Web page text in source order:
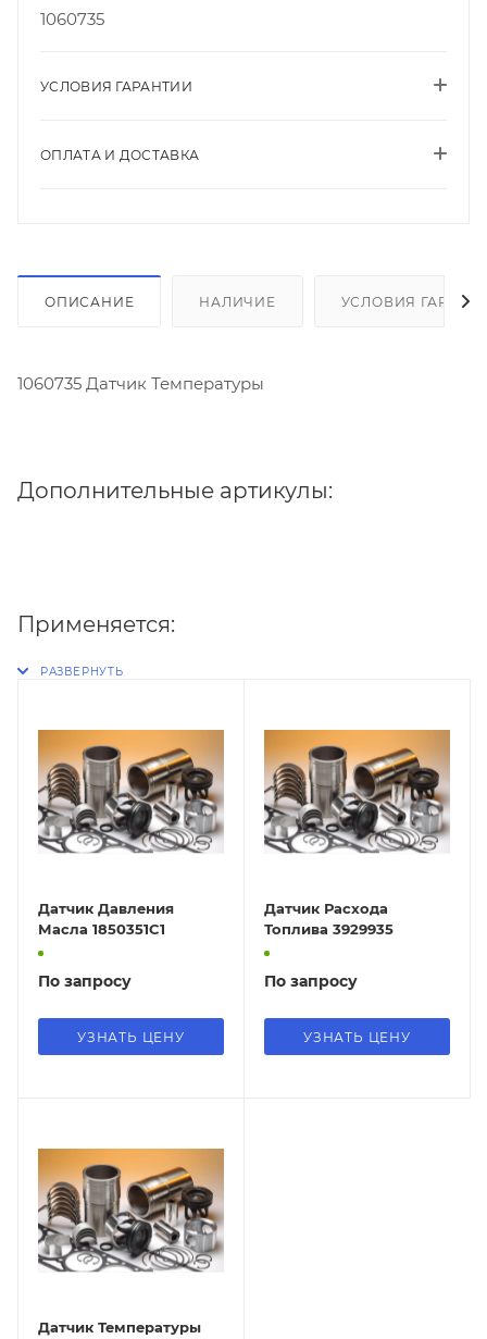
1060735
УСЛОВИЯ ГАРАНТИИ
ОПЛАТА И ДОСТАВКА
ОПИСАНИЕ НАЛИЧИЕ УСЛОВИЯ
1060735 Датчик Температуры
Дополнительные артикулы:
Применяется:
Датчик Давления
Масла 1850351C1
По запросу
УЗНАТЬ ЦЕНУ
Датчик Расхода
Топлива 3929935
По запросу
УЗНАТЬ ЦЕНУ
Датчик Температуры